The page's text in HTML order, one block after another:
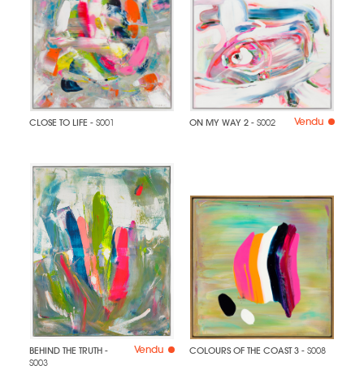
CLOSE TO LIFE - S001 ON MY WAY 2 - S002 Vendu
BEHIND THE TRUTH -
S003
Vendu COLOURS OF THE COAST 3 - S008